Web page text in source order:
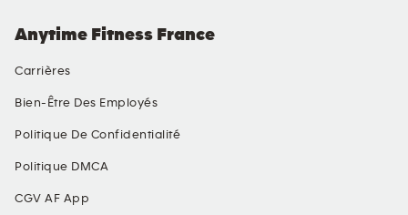
Anytime Fitness France
Carrières
Bien-Être Des Employés
Politique De Confidentialité
Politique DMCA
CGV AF App